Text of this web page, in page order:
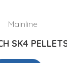
Mainline
SK4